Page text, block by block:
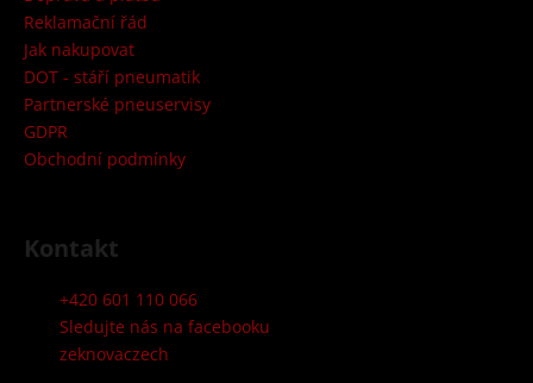
Z
e
k
n
v
Reklamační řád
Jak nakupovat
DOT - stáří pneumatik
Partnerské pneuservisy
GDPR
Obchodní podmínky
Kontakt
+420 601 110 066
Sledujte nás na facebooku
zeknovaczech